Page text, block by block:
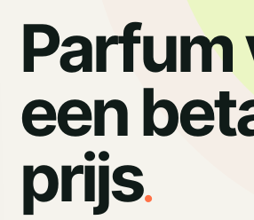
Parfum
een
prijs.